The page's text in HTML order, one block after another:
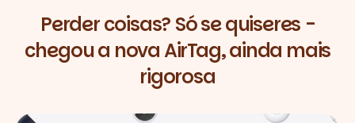
Perder coisas? Só se quiseres -
chegou a nova AirTag, ainda mais
rigorosa